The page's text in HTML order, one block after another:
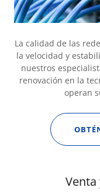
La calidad de las
la velocidad y
nuestros
renovación en la
operan
Venta